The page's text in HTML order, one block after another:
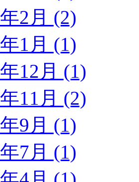
2月 (2)
1月 (1)
12月 (1)
11月 (2)
9月 (1)
7月 (1)